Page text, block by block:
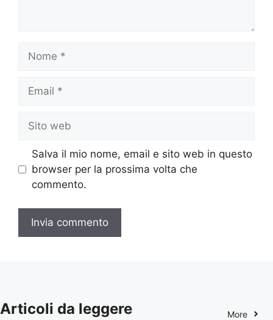
Nome
Email
Sito
web
Salva il mio nome, email e sito web in questo
browser per la prossima volta che
commento.
Articoli da leggere More